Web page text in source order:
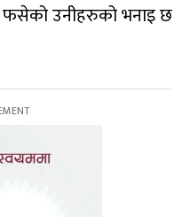
उनीहरुको भनाइ छ